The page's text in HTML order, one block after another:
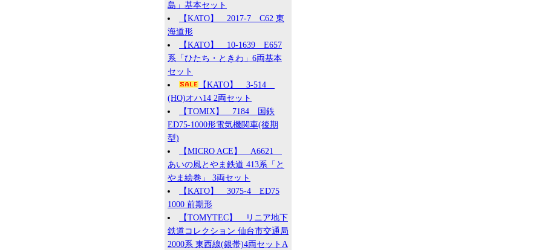
島」基本セット
【KATO】 2017-7 C62 東
海道形
【KATO】 10-1639 E657
系「ひたち・ときわ」6両基本
セット
【KATO】 3-514
(HO)オハ14 2両セット
【TOMIX】 7184 国鉄
ED75-1000形電気機関車(後期
型)
【MICRO ACE】 A6621
あいの風とやま鉄道 413系「と
やま絵巻」 3両セット
【KATO】 3075-4 ED75
1000 前期形
【TOMYTEC】 リニア地下
鉄道コレクション 仙台市交通局
2000系 東西線(銀帯)4両セットA